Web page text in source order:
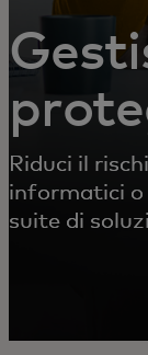
Riduci il
informatici
suite di